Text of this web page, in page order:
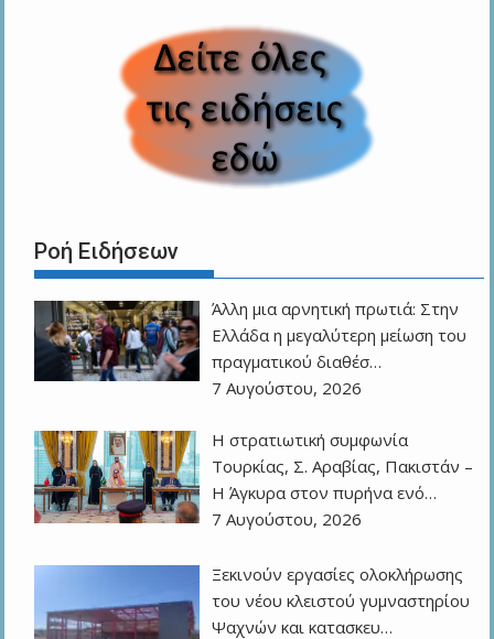
Ροή Ειδήσεων
Άλλη μια αρνητική πρωτιά: Στην
Ελλάδα η μεγαλύτερη μείωση του
πραγματικού διαθέσ…
7 Αυγούστου, 2026
Η στρατιωτική συμφωνία
Τουρκίας, Σ. Αραβίας, Πακιστάν –
Η Άγκυρα στον πυρήνα ενό…
7 Αυγούστου, 2026
Ξεκινούν εργασίες ολοκλήρωσης
του νέου κλειστού γυμναστηρίου
Ψαχνών και κατασκευ…